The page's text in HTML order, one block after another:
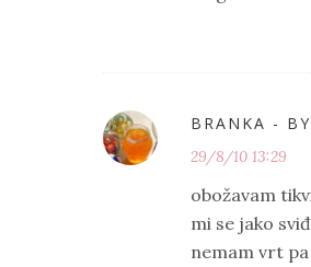
BRANKA -
29/8/10 13:29
obožavam
mi se jako
nemam vrt